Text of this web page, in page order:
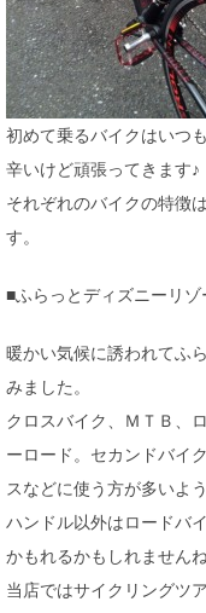
初めて乗るバイクはいつ
辛いけど頑張ってきます♪
それぞれのバイクの特徴
す。
■ふらっとディズニーリ
暖かい気候に誘われてふ
みました。
クロスバイク、ＭＴＢ、
ーロード。セカンドバイ
スなどに使う方が多いよ
ハンドル以外はロードバ
かもれるかもしれませんね
当店ではサイクリングツ